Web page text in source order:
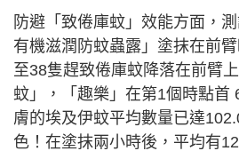
防避「致倦庫蚊」效能方面，
有機滋潤防蚊蟲露」塗抹在前
至38隻趕致倦庫蚊降落在前臂
蚊」，「趣樂」在第1個時點首
膚的埃及伊蚊平均數量已達
色！在塗抹兩小時後，平均有